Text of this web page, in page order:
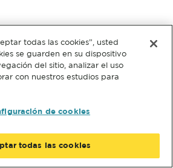
todas las cookies”, usted
se guarden en su dispositivo
del sitio, analizar el uso
con nuestros estudios para
de cookies
todas las cookies